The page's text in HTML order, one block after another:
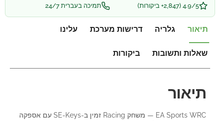
4.9/5 (2,847+ ביקורות)
תמיכה בעברית 24/7
תיאור גלריה דרישות מערכת עלינו
שאלות ותשובות ביקורות
תיאור
EA Sports WRC — משחק Racing זמין ב-SE-Keys עם אספקה